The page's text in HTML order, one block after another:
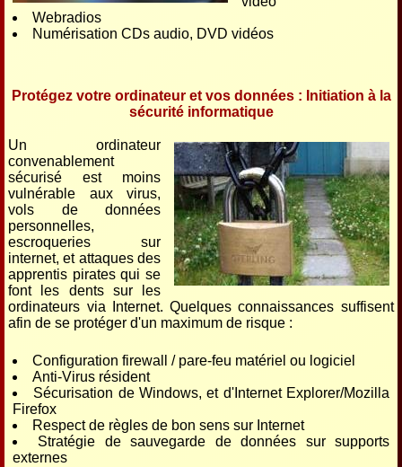
Webradios
Numérisation CDs audio, DVD vidéos
Protégez votre ordinateur et vos données : Initiation à la
sécurité informatique
Un ordinateur
convenablement
sécurisé est moins
vulnérable aux virus,
vols de données
personnelles,
escroqueries sur
internet, et attaques des
apprentis pirates qui se
font les dents sur les
ordinateurs via Internet. Quelques connaissances suffisent
afin de se protéger d'un maximum de risque :
Configuration firewall / pare-feu matériel ou logiciel
Anti-Virus résident
Sécurisation de Windows, et d'Internet Explorer/Mozilla
Firefox
Respect de règles de bon sens sur Internet
Stratégie de sauvegarde de données sur supports
externes